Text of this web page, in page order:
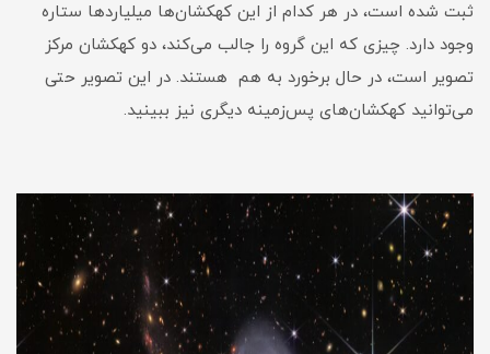
ثبت شده است، در هر کدام از این کهکشان‌ها میلیاردها ستاره
وجود دارد. چیزی که این گروه را جالب می‌کند، دو کهکشان مرکز
تصویر است، در حال برخورد به هم هستند. در این تصویر حتی
می‌توانید کهکشان‌های پس‌زمینه دیگری نیز ببینید.